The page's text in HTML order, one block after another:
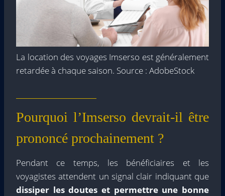
La location des voyages Imserso est généralement
retardée à chaque saison. Source : AdobeStock
Pourquoi l’Imserso devrait-il être
prononcé prochainement ?
Pendant ce temps, les bénéficiaires et les
voyagistes attendent un signal clair indiquant que
dissiper les doutes et permettre une bonne